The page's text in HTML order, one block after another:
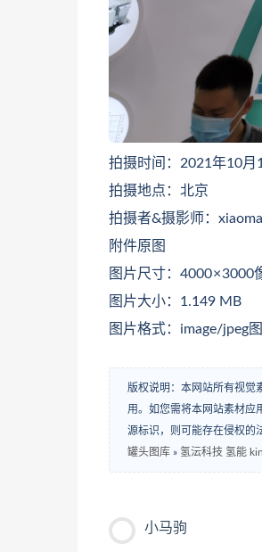
拍摄时间：2021年10月
拍摄地点：北京
拍摄者&摄影师：
附件原图
图片尺寸：4000 × 3000
图片大小：1.149 MB
图片格式：image/jpeg
版权说明：本网站所有视觉
用。如您需将本网站素材应
源标识，则可能存在侵权的
罐头图库 » 氢沄科技 氢能
小马驹